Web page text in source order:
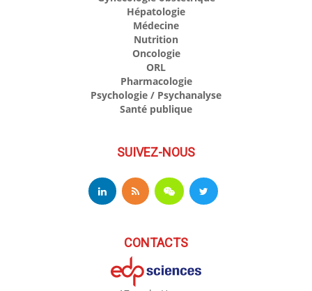
Hépatologie
Médecine
Nutrition
Oncologie
ORL
Pharmacologie
Psychologie / Psychanalyse
Santé publique
SUIVEZ-NOUS
CONTACTS